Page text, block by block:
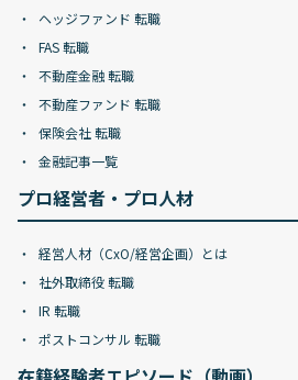
ヘッジファンド 転職
FAS 転職
不動産金融 転職
不動産ファンド 転職
保険会社 転職
金融記事一覧
プロ経営者・プロ人材
経営人材（CxO/経営企画）とは
社外取締役 転職
IR 転職
ポストコンサル 転職